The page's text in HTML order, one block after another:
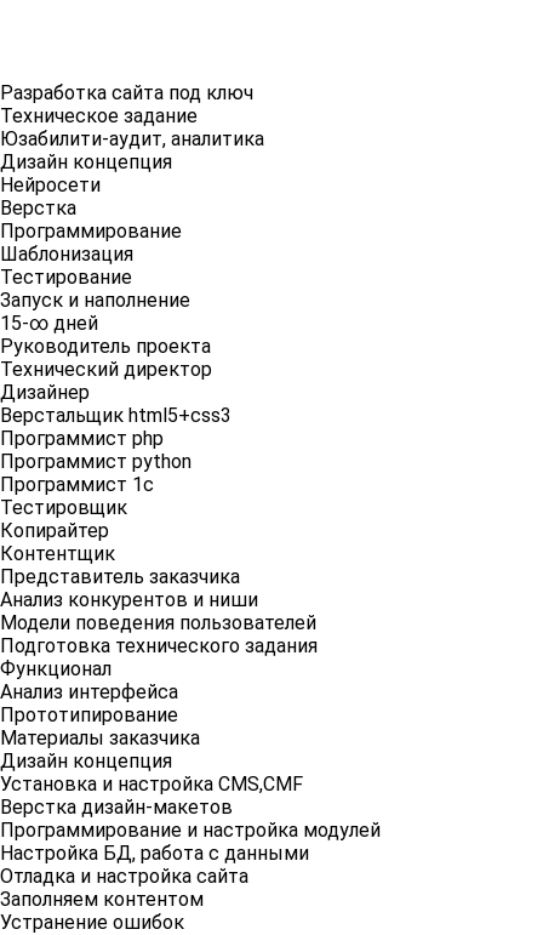
Разработка сайта под ключ
Техническое задание
Юзабилити-аудит, аналитика
Дизайн концепция
Нейросети
Верстка
Программирование
Шаблонизация
Тестирование
Запуск и наполнение
15-∞ дней
Руководитель проекта
Технический директор
Дизайнер
Верстальщик html5+css3
Программист php
Программист python
Программист 1c
Тестировщик
Копирайтер
Контентщик
Представитель заказчика
Анализ конкурентов и ниши
Модели поведения пользователей
Подготовка технического задания
Функционал
Анализ интерфейса
Прототипирование
Материалы заказчика
Дизайн концепция
Установка и настройка CMS,СMF
Верстка дизайн-макетов
Программирование и настройка модулей
Настройка БД, работа с данными
Отладка и настройка сайта
Заполняем контентом
Устранение ошибок